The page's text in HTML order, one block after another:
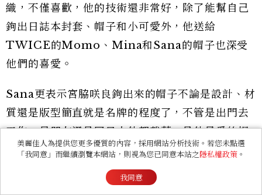
織，不僅喜歡，他的技術還非常好，除了能幫自己
鉤出日誌本封套、帽子和小可愛外，他送給
TWICE的Momo、Mina和Sana的帽子也深受
他們的喜愛。
Sana更表示宮脇咲良鉤出來的帽子不論是設計、材
質還是版型簡直就是名牌的程度了，不管是出門去
工作、見朋友還是回日本他都戴著，是他最愛的帽
子。
美麗佳人為提供您更多優質的內容，採用網站分析技術。若您未點選
「我同意」而繼續瀏覽本網站，則視為您已同意本站之隱私權政策 。
我同意